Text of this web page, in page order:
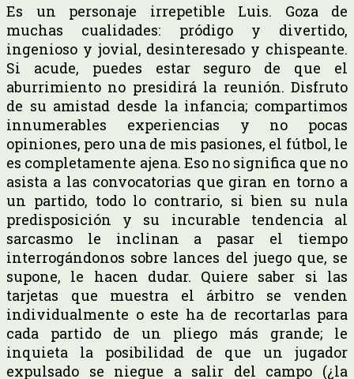
Es un personaje irrepetible Luis. Goza de
muchas cualidades: pródigo y divertido,
ingenioso y jovial, desinteresado y chispeante.
Si acude, puedes estar seguro de que el
aburrimiento no presidirá la reunión. Disfruto
de su amistad desde la infancia; compartimos
innumerables experiencias y no pocas
opiniones, pero una de mis pasiones, el fútbol, le
es completamente ajena. Eso no significa que no
asista a las convocatorias que giran en torno a
un partido, todo lo contrario, si bien su nula
predisposición y su incurable tendencia al
sarcasmo le inclinan a pasar el tiempo
interrogándonos sobre lances del juego que, se
supone, le hacen dudar. Quiere saber si las
tarjetas que muestra el árbitro se venden
individualmente o este ha de recortarlas para
cada partido de un pliego más grande; le
inquieta la posibilidad de que un jugador
expulsado se niegue a salir del campo (¿la